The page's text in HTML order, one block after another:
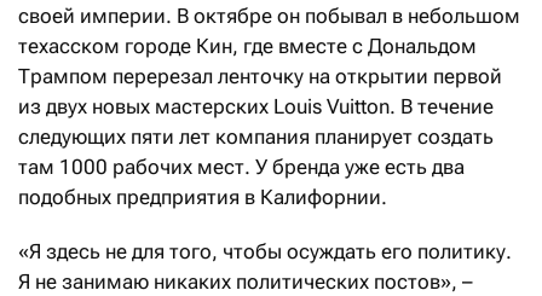
своей империи. В октябре он побывал в небольшом
техасском городе Кин, где вместе с Дональдом
Трампом перерезал ленточку на открытии первой
из двух новых мастерских Louis Vuitton. В течение
следующих пяти лет компания планирует создать
там 1000 рабочих мест. У бренда уже есть два
подобных предприятия в Калифорнии.
«Я здесь не для того, чтобы осуждать его политику.
Я не занимаю никаких политических постов», –